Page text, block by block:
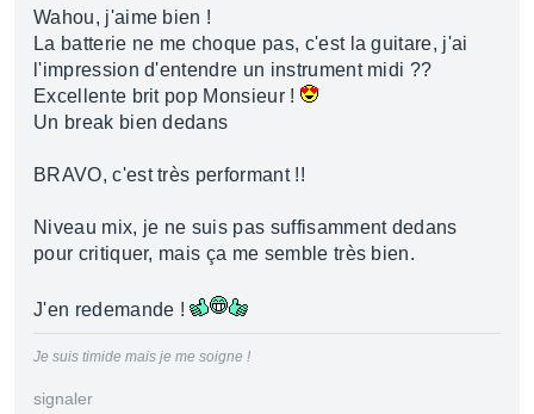
Wahou, j'aime bien !
La batterie ne me choque pas, c'est la guitare, j'ai
l'impression d'entendre un instrument midi ??
Excellente brit pop Monsieur !
Un break bien dedans
BRAVO, c'est très performant !!
Niveau mix, je ne suis pas suffisamment dedans
pour critiquer, mais ça me semble très bien.
J'en redemande !
Je suis timide mais je me soigne !
signaler